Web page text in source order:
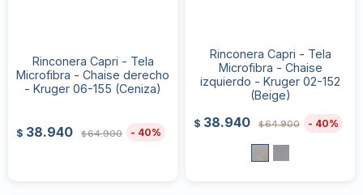
Rinconera Capri - Tela
Microfibra - Chaise derecho
- Kruger 06-155 (Ceniza)
$ 38.940 $64.900 40
Rinconera Capri - Tela
Microfibra - Chaise
izquierdo - Kruger 02-152
(Beige)
$ 38.940 $64.900 40